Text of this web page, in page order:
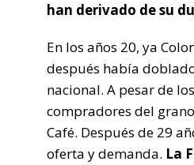
han derivado de su
En los años 20, ya
después había
nacional. A pesar de
compradores del
Café. Después de 29
oferta y demanda. La